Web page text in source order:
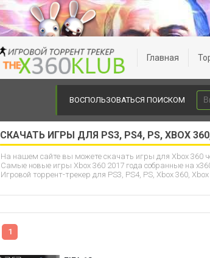
Главная
ВОСПОЛЬЗОВАТЬСЯ ПОИСКОМ
СКАЧАТЬ ИГРЫ ДЛЯ PS3, PS4, PS, XBOX
На нашем сайте вы можете скачать игры для Xbox 360
Самые новые игры Xbox 360 2017 года собранные на
Игровой торрент-трекер для PS3, PS4, PS, Xbox 360,
1